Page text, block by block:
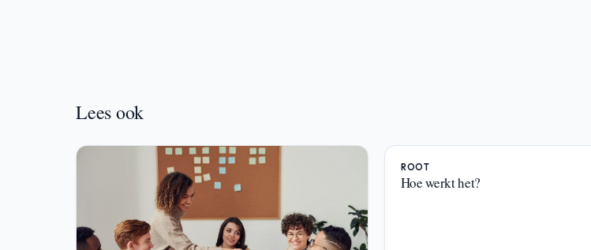
Lees ook
ROOT
Hoe werkt het?